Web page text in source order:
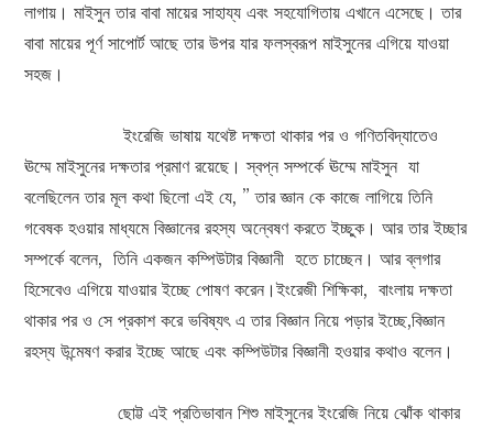
লাগায়। মাইসুন তার বাবা মায়ের সাহায্য এবং সহযোগিতায় এখানে এসেছে। তার
বাবা মায়ের পূর্ণ সাপোর্ট আছে তার উপর যার ফলস্বরূপ মাইসুনের এগিয়ে যাওয়া
সহজ।
ইংরেজি ভাষায় যথেষ্ট দক্ষতা থাকার পর ও গণিতবিদ্যাতেও
ঊম্মে মাইসুনের দক্ষতার প্রমাণ রয়েছে। স্বপ্ন সম্পর্কে ঊম্মে মাইসুন যা
বলেছিলেন তার মূল কথা ছিলো এই যে, ” তার জ্ঞান কে কাজে লাগিয়ে তিনি
গবেষক হওয়ার মাধ্যমে বিজ্ঞানের রহস্য অন্বেষণ করতে ইচ্ছুক। আর তার ইচ্ছার
সম্পর্কে বলেন, তিনি একজন কম্পিউটার বিজ্ঞানী হতে চাচ্ছেন। আর ব্লগার
হিসেবেও এগিয়ে যাওয়ার ইচ্ছে পোষণ করেন।ইংরেজী শিক্ষিকা, বাংলায় দক্ষতা
থাকার পর ও সে প্রকাশ করে ভবিষ্যৎ এ তার বিজ্ঞান নিয়ে পড়ার ইচ্ছে,বিজ্ঞান
রহস্য উন্মেষণ করার ইচ্ছে আছে এবং কম্পিউটার বিজ্ঞানী হওয়ার কথাও বলেন।
ছোট্ট এই প্রতিভাবান শিশু মাইসুনের ইংরেজি নিয়ে ঝোঁক থাকার